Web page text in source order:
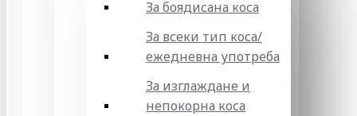
За боядисана коса
За всеки тип коса/
ежедневна употреба
За изглаждане и
непокорна коса